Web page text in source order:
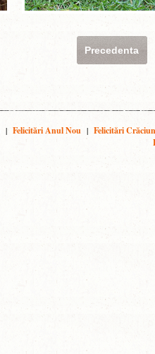
Precedenta
| Felicitări Anul Nou | Felicitări